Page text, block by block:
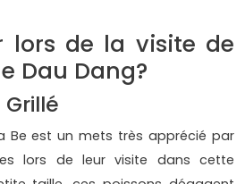
lors de la visite de
Dau Dang?
Grillé
Be est un mets très apprécié par
lors de leur visite dans cette